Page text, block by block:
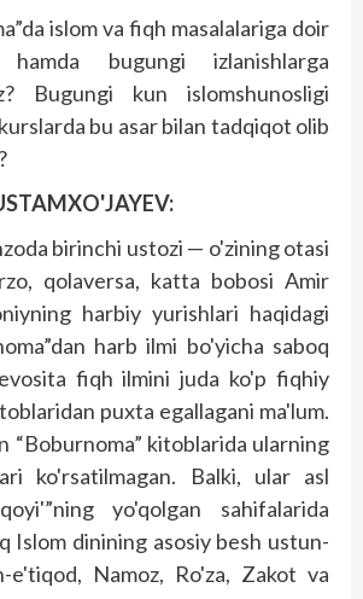
islom va fiqh masalalariga doir
hamda bugungi izlanishlarga
Bugungi kun islomshunosligi
bu asar bilan tadqiqot olib
birinchi ustozi — o'zining otasi
qolaversa, katta bobosi Amir
harbiy yurishlari haqidagi
harb ilmi bo'yicha saboq
fiqh ilmini juda ko'p fiqhiy
puxta egallagani ma'lum.
“Boburnoma” kitoblarida ularning
ko'rsatilmagan. Balki, ular asl
yo'qolgan sahifalarida
Islom dinining asosiy besh ustun-
e'tiqod, Namoz, Ro'za, Zakot va